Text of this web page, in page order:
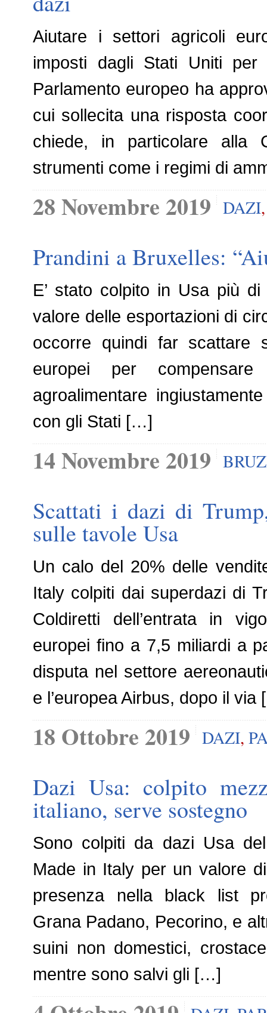
Aiutare i settori agricoli
imposti dagli Stati Uniti
Parlamento europeo ha
cui sollecita una risposta
chiede, in particolare alla
strumenti come i regimi di
28 Novembre 2019 DAZI
Prandini a Bruxelles:
E’ stato colpito in Usa più
valore delle esportazioni di
occorre quindi far scattare
europei per
agroalimentare
con gli Stati […]
14 Novembre 2019
Scattati i dazi di
sulle tavole Usa
Un calo del 20% delle
Italy colpiti dai superdazi di
Coldiretti dell’entrata in
europei fino a 7,5 miliardi a
disputa nel settore
e l’europea Airbus, dopo il
18 Ottobre 2019 DAZI,
Dazi Usa: colpito
italiano, serve sostegno
Sono colpiti da dazi Usa
Made in Italy per un valore
presenza nella black list
Grana Padano, Pecorino, e
suini non domestici,
mentre sono salvi gli […]